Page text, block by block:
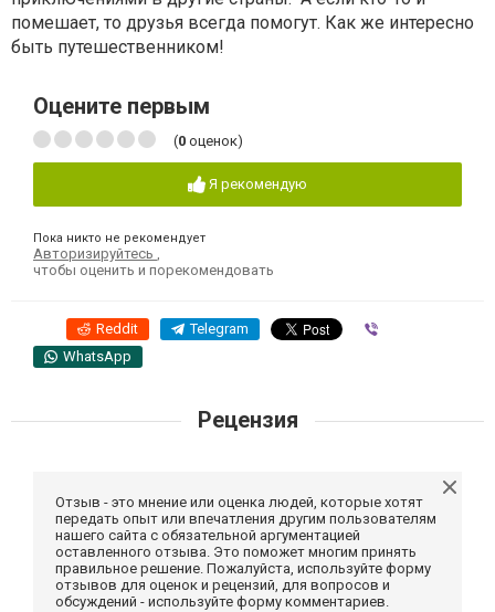
помешает, то друзья всегда помогут. Как же интересно
быть путешественником!
Оцените первым
(0 оценок)
Я рекомендую
Пока никто не рекомендует
Авторизируйтесь ,
чтобы оценить и порекомендовать
Reddit Telegram
WhatsApp
Рецензия
Отзыв - это мнение или оценка людей, которые хотят
передать опыт или впечатления другим пользователям
нашего сайта с обязательной аргументацией
оставленного отзыва. Это поможет многим принять
правильное решение. Пожалуйста, используйте форму
отзывов для оценок и рецензий, для вопросов и
обсуждений - используйте форму комментариев.